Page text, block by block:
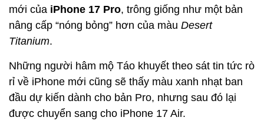
mới của iPhone 17 Pro, trông giống như một bản
nâng cấp “nóng bỏng” hơn của màu Desert
Titanium.
Những người hâm mộ Táo khuyết theo sát tin tức rò
rỉ về iPhone mới cũng sẽ thấy màu xanh nhạt ban
đầu dự kiến dành cho bản Pro, nhưng sau đó lại
được chuyển sang cho iPhone 17 Air.